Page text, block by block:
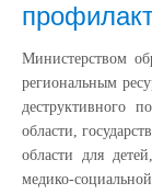
Министерством
региональным
деструктивного
области,
области для
медико-